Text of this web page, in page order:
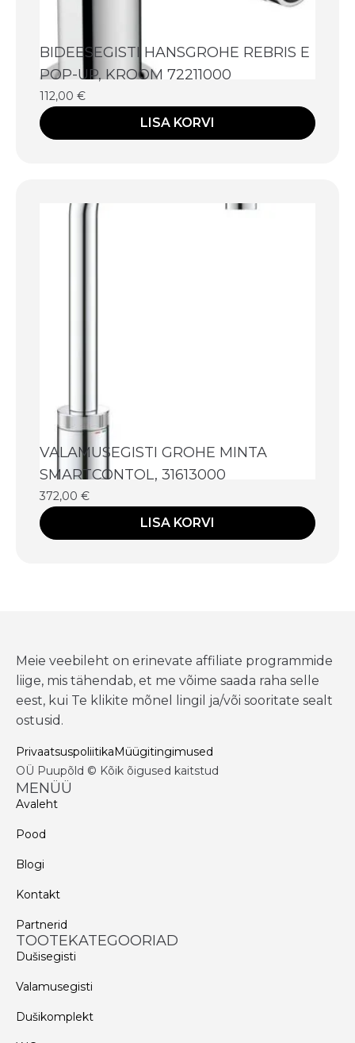
BIDEESEGISTI HANSGROHE REBRIS E
POP-UP, KROOM 72211000
112,00 €
LISA KORVI
VALAMUSEGISTI GROHE MINTA
SMARTCONTOL, 31613000
372,00 €
LISA KORVI
Meie veebileht on erinevate affiliate programmide
liige, mis tähendab, et me võime saada raha selle
eest, kui Te klikite mõnel lingil ja/või sooritate sealt
ostusid.
PrivaatsuspoliitikaMüügitingimused
OÜ Puupõld © Kõik õigused kaitstud
MENÜÜ
Avaleht
Pood
Blogi
Kontakt
Partnerid
TOOTEKATEGOORIAD
Dušisegisti
Valamusegisti
Dušikomplekt